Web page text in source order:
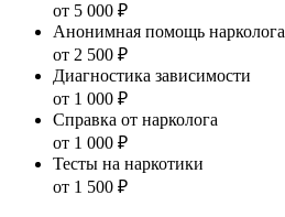
от 5 000 ₽
Анонимная помощь нарколога
от 2 500 ₽
Диагностика зависимости
от 1 000 ₽
Справка от нарколога
от 1 000 ₽
Тесты на наркотики
от 1 500 ₽